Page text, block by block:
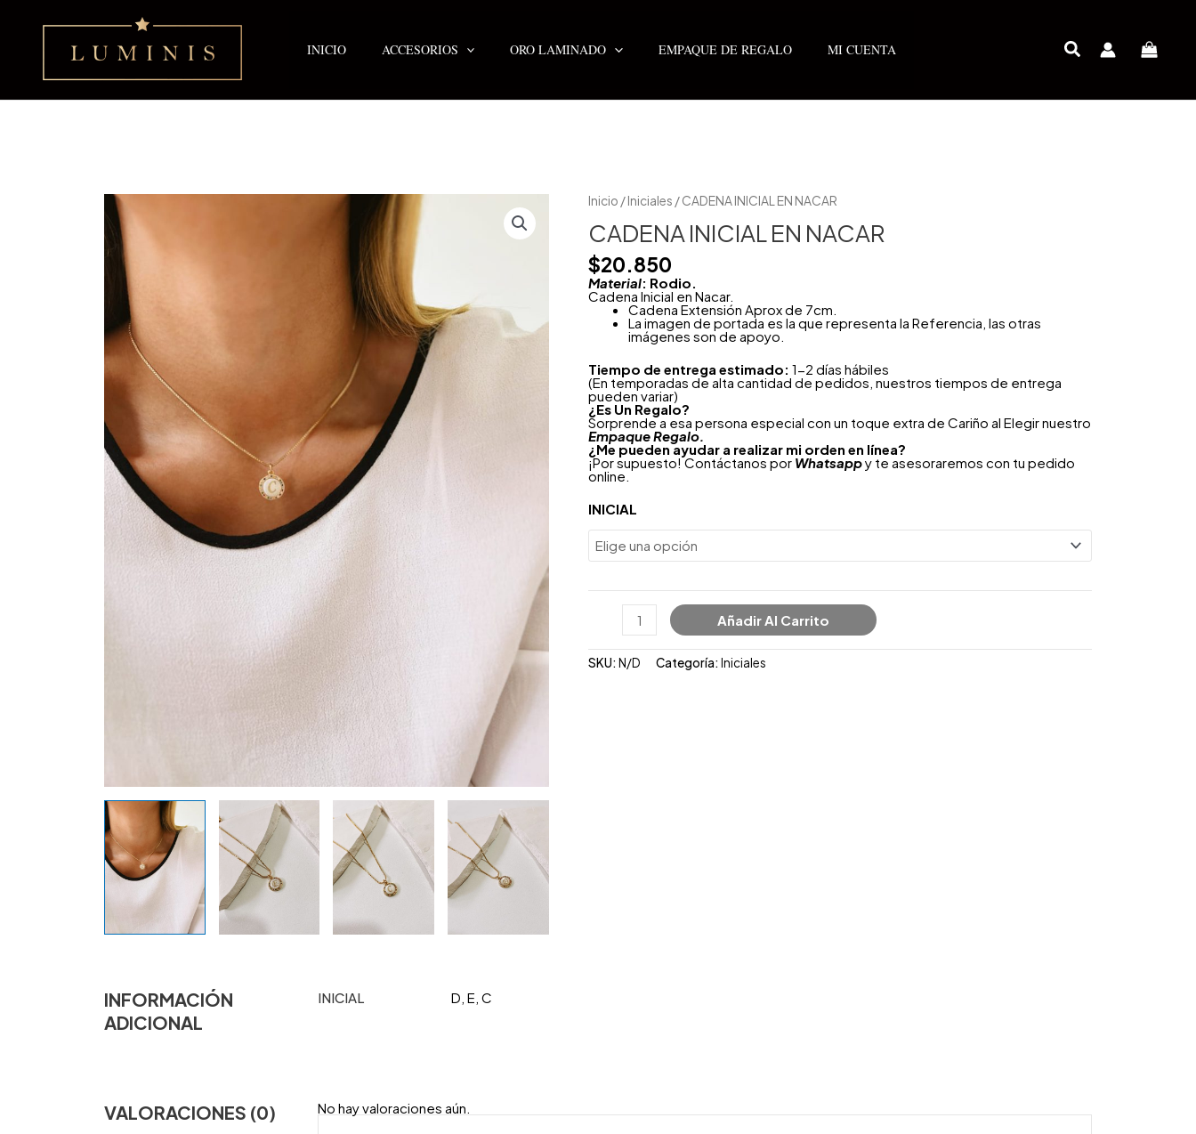
contenido
INICIO
ACCESORIOS ORO LAMINADO EMPAQUE DE REGALO MI CUENTA
Inicio /Iniciales / CADENA INICIAL EN NACAR
CADENA INICIAL EN NACAR
$20.850
Material: Rodio.
Cadena Inicial en Nacar.
Cadena Extensión Aprox de 7cm.
La imagen de portada es la que representa la Referencia, las otras
imágenes son de apoyo.
Tiempo de entrega estimado: 1-2 días hábiles
(En temporadas de alta cantidad de pedidos, nuestros tiempos de entrega
pueden variar)
¿ Es Un Regalo?
Sorprende a esa persona especial con un toque extra de Cariño al Elegir nuestro
Empaque Regalo.
¿Me pueden ayudar a realizar mi orden en línea?
¡Por supuesto! Contáctanos por Whatsappy te asesoraremos con tu pedido
online.
INICIAL
CADENA
INICIAL
EN
NACAR
cantidad
Añadir Al Carrito
SKU: N/D Categoría: Iniciales
INFORMACIÓN
ADICIONAL
INICIAL D, E, C
VALORACIONES (0) No hay valoraciones aún.